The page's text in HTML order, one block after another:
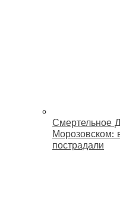
Смертельное
Морозовском:
пострадали